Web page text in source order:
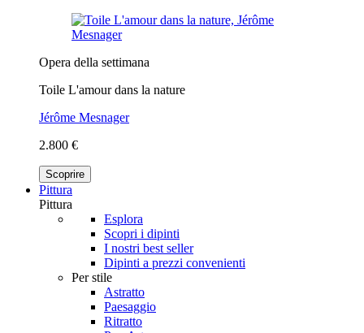
Opera della settimana
Toile L'amour dans la nature
Jérôme Mesnager
2.800 €
Scoprire
Pittura
Pittura
Esplora
Scopri i dipinti
I nostri best seller
Dipinti a prezzi convenienti
Per stile
Astratto
Paesaggio
Ritratto